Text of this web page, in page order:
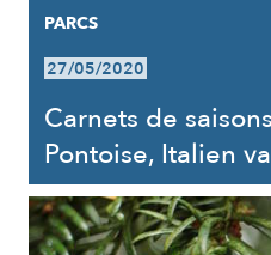
PARCS
27/05/2020
Carnets de
Pontoise, Italien